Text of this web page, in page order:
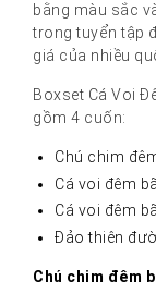
bằng màu sắc
trong tuyển tập
giá của nhiều
Boxset Cá Voi
gồm 4 cuốn:
Chú chim
Cá voi đêm
Cá voi đêm
Đảo thiên
Chú chim đêm